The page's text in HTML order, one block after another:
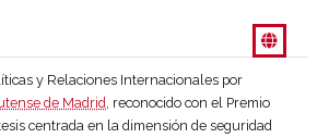
y Relaciones Internacionales por
de Madrid , reconocido con el Premio
centrada en la dimensión de seguridad